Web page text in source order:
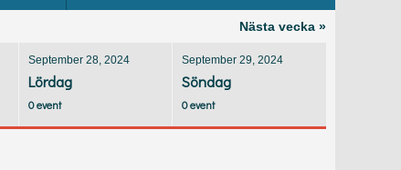
Nästa vecka »
September 28, 2024
Lördag
0 event
September 29, 2024
Söndag
0 event